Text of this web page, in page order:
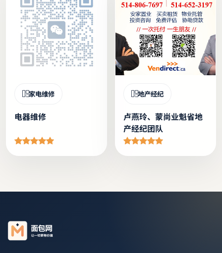
家电维修
电器维修
地产经纪
卢燕玲、蒙尚业魁省地
产经纪团队